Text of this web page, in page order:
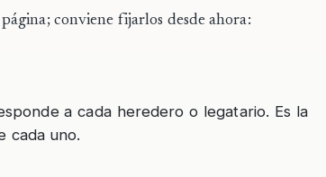
conviene fijarlos desde ahora:
a cada heredero o legatario. Es la
cada uno.